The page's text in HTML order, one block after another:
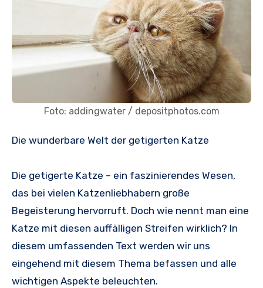
Foto: addingwater / depositphotos.com
Die wunderbare Welt der getigerten Katze
Die getigerte Katze – ein faszinierendes Wesen,
das bei vielen Katzenliebhabern große
Begeisterung hervorruft. Doch wie nennt man eine
Katze mit diesen auffälligen Streifen wirklich? In
diesem umfassenden Text werden wir uns
eingehend mit diesem Thema befassen und alle
wichtigen Aspekte beleuchten.